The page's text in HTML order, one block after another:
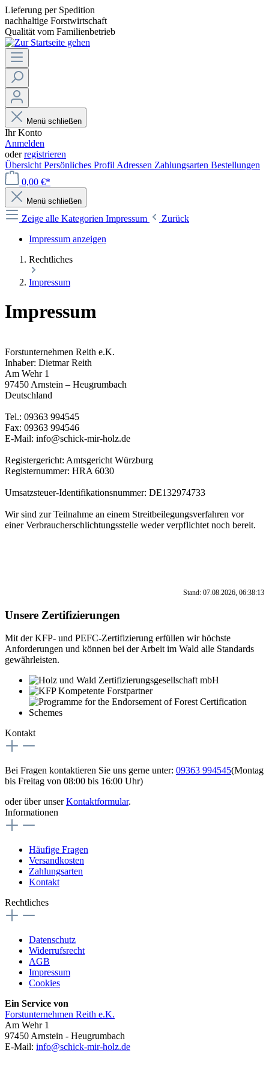
Lieferung per Spedition
nachhaltige Forstwirtschaft
Qualität vom Familienbetrieb
Menü schließen
Ihr Konto
Anmelden
oderregistrieren
Übersicht Persönliches Profil Adressen Zahlungsarten Bestellungen
0,00 €*
Menü schließen
Zeige alle Kategorien Impressum
Zurück
Impressum anzeigen
Rechtliches
Impressum
Impressum
Forstunternehmen Reith e.K.
Inhaber: Dietmar Reith
Am Wehr 1
97450 Arnstein – Heugrumbach
Deutschland
Tel.: 09363 994545
Fax: 09363 994546
E-Mail: info@schick-mir-holz.de
Registergericht: Amtsgericht Würzburg
Registernummer: HRA 6030
Umsatzsteuer-Identifikationsnummer: DE132974733
Wir sind zur Teilnahme an einem Streitbeilegungsverfahren vor
einer Verbraucherschlichtungsstelle weder verpflichtet noch bereit.
Stand: 07.08.2026, 06:38:13
Unsere Zertifizierungen
Mit der KFP- und PEFC-Zertifizierung erfüllen wir höchste
Anforderungen und können bei der Arbeit im Wald alle Standards
gewährleisten.
Kontakt
Bei Fragen kontaktieren Sie uns gerne unter: 09363 994545(Montag
bis Freitag von 08:00 bis 16:00 Uhr)
oder über unserKontaktformular.
Informationen
Häufige Fragen
Versandkosten
Zahlungsarten
Kontakt
Rechtliches
Datenschutz
Widerrufsrecht
AGB
Impressum
Cookies
Ein Service von
Forstunternehmen Reith e.K.
Am Wehr 1
97450 Arnstein - Heugrumbach
E-Mail: info@schick-mir-holz.de